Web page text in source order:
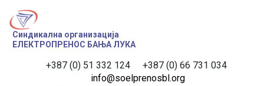
Синдикална организација
ЕЛЕКТРОПРЕНОС БАЊА ЛУКА
info@soelprenosbl.org
+387 (0) 51 332 124 +387 (0) 66 731 034